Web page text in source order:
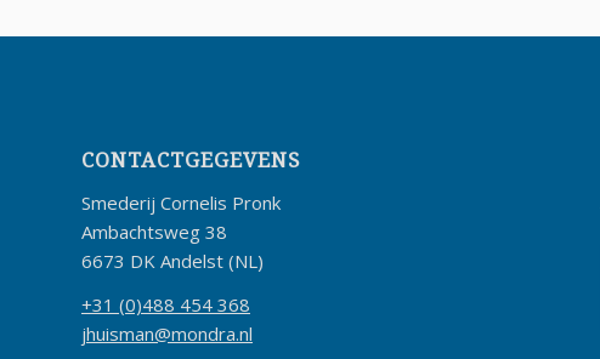
CONTACTGEGEVENS
Smederij Cornelis Pronk
Ambachtsweg 38
6673 DK Andelst (NL)
+31 (0)488 454 368
jhuisman@mondra.nl